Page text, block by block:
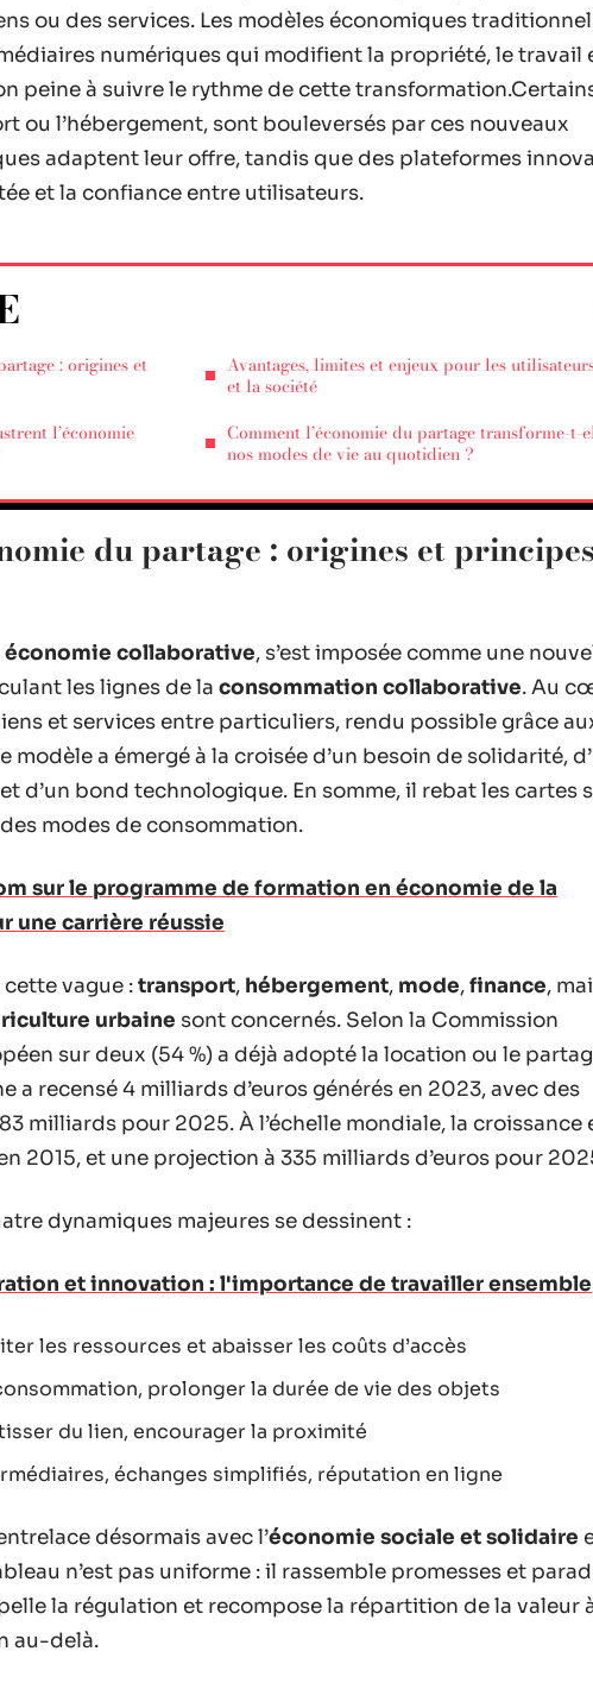
ou des services. Les modèles économiques
numériques qui modifient la propriété, le travail
peine à suivre le rythme de cette
ou l’hébergement, sont bouleversés par ces nouveaux
adaptent leur offre, tandis que des plateformes
et la confiance entre utilisateurs.
: origines et
l’économie
Avantages, limites et enjeux pour les
et la société
Comment l’économie du partage transforme-t-
nos modes de vie au quotidien ?
du partage : origines et principes
économie collaborative, s’est imposée comme une
les lignes de la consommation collaborative. Au
et services entre particuliers, rendu possible grâce
modèle a émergé à la croisée d’un besoin de solidarité,
d’un bond technologique. En somme, il rebat les cartes
modes de consommation.
sur le programme de formation en économie de la
une carrière réussie
vague :transport, hébergement, mode,finance,
urbaine sont concernés. Selon la Commission
sur deux (54 %) a déjà adopté la location ou le
a recensé 4 milliards d’euros générés en 2023, avec des
milliards pour 2025. À l’échelle mondiale, la croissance
2015, et une projection à 335 milliards d’euros pour
dynamiques majeures se dessinent :
et innovation : l'importance de travailler ensemble
les ressources et abaisser les coûts d’accès
prolonger la durée de vie des objets
du lien, encourager la proximité
échanges simplifiés, réputation en ligne
désormais avec l’économie sociale et solidaire
n’est pas uniforme : il rassemble promesses et
la régulation et recompose la répartition de la valeur
au-delà.